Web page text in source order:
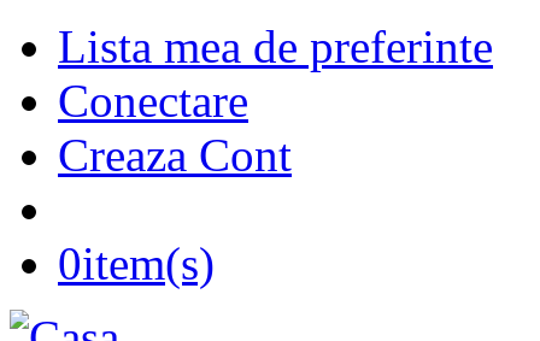
Lista mea de preferinte
Conectare
Creaza Cont
0item(s)